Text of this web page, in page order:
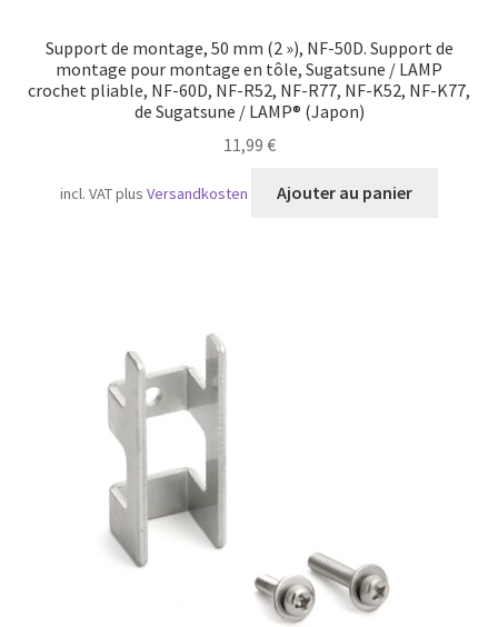
Support de montage, 50 mm (2 »), NF-50D. Support de
montage pour montage en tôle, Sugatsune / LAMP
crochet pliable, NF-60D, NF-R52, NF-R77, NF-K52, NF-K77,
de Sugatsune / LAMP® (Japon)
11,99 €
incl. VATplusVersandkosten Ajouter au panier